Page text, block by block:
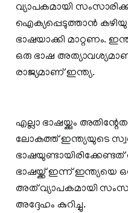
വ്യാപകമായി
ഐക്യപ്പെടുത്താന്‍ കഴിയും.
ഭാഷയാക്കി മാറ്റണം.
ഒരു ഭാഷ
രാജ്യമാണ് ഇന്ത്യ.
എല്ലാ ഭാഷയ്ക്കും
ലോകത്ത് ഇന്ത്യയുടെ
ഭാഷയ്ക്ക് ഇന്ന് ഇന്ത്യയെ
അത് വ്യാപകമായി
അദ്ദേഹം കുറിച്ചു.